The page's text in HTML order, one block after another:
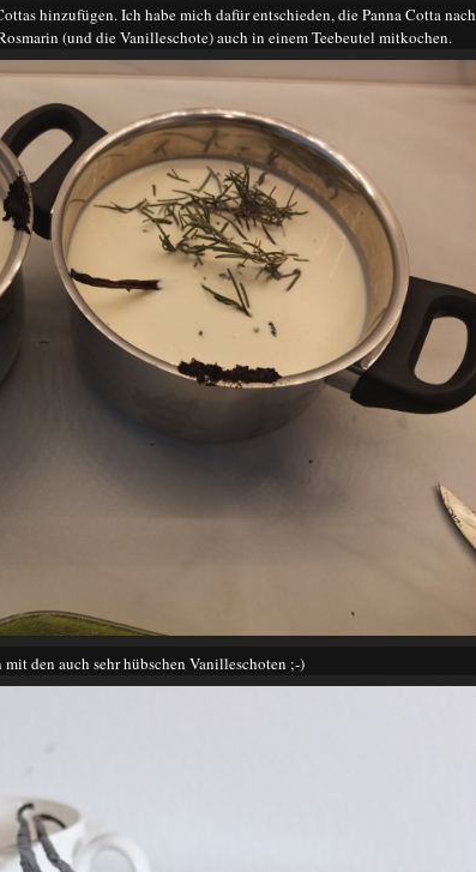
hinzufügen. Ich habe mich dafür entschieden, die Panna Cotta nach
(und die Vanilleschote) auch in einem Teebeutel mitkochen.
den auch sehr hübschen Vanilleschoten ;-)